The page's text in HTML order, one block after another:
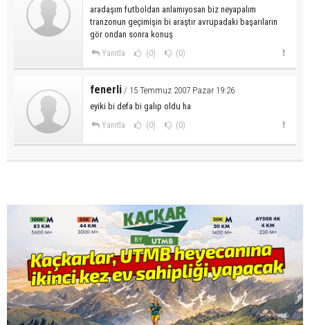
aradaşım futboldan anlamıyosan biz neyapalım
tranzonun geçimişin bi araştır avrupadaki başarıların
gör ondan sonra konuş
Yanıtla (0) (0)
fenerli / 15 Temmuz 2007 Pazar 19:26
eyiki bi defa bi galıp oldu ha
Yanıtla (0) (0)